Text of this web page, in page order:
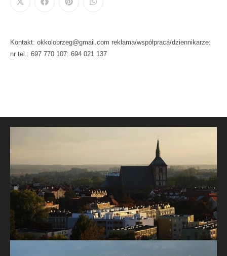
Kontakt: okkolobrzeg@gmail.com reklama/współpraca/dziennikarze:
nr tel.: 697 770 107: 694 021 137